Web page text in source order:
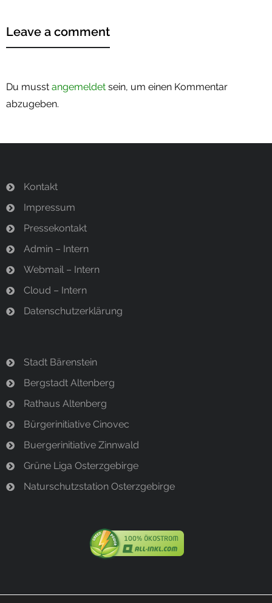
Leave a comment
Du musst angemeldet sein, um einen Kommentar
abzugeben.
Kontakt
Impressum
Pressekontakt
Admin – Intern
Webmail – Intern
Cloud – Intern
Datenschutzerklärung
Stadt Bärenstein
Bergstadt Altenberg
Rathaus Altenberg
Bürgerinitiative Cinovec
Buergerinitiative Zinnwald
Grüne Liga Osterzgebirge
Naturschutzstation Osterzgebirge